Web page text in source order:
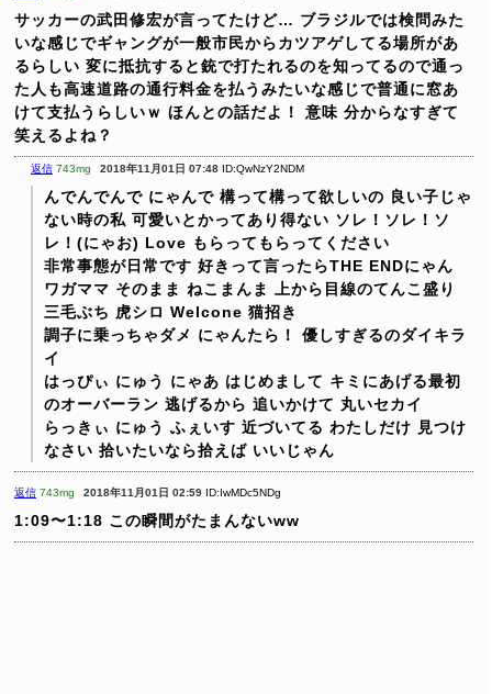
サッカーの武田修宏が言ってたけど… ブラジルでは検問みた
いな感じでギャングが一般市民からカツアゲしてる場所があ
るらしい 変に抵抗すると銃で打たれるのを知ってるので通っ
た人も高速道路の通行料金を払うみたいな感じで普通に窓あ
けて支払うらしいｗ ほんとの話だよ！
意味 分からなすぎて
笑えるよね？
返信 743mg 2018年11月01日 07:48 ID:QwNzY2NDM
んでんでんで にゃんで 構って構って欲しいの 良い子じゃ
ない時の私 可愛いとかってあり得ない ソレ！ソレ！ソ
レ！(にゃお) Love もらってもらってください
非常事態が日常です 好きって言ったらTHE ENDにゃん
ワガママ そのまま ねこまんま 上から目線のてんこ盛り
三毛ぶち 虎シロ Welcone 猫招き
調子に乗っちゃダメ にゃんたら！ 優しすぎるのダイキラ
イ
はっぴぃ にゅう にゃあ はじめまして キミにあげる最初
のオーバーラン 逃げるから 追いかけて 丸いセカイ
らっきぃ にゅう ふぇいす 近づいてる わたしだけ 見つけ
なさい 拾いたいなら拾えば いいじゃん
返信 743mg 2018年11月01日 02:59 ID:IwMDc5NDg
1:09〜1:18 この瞬間がたまんないww